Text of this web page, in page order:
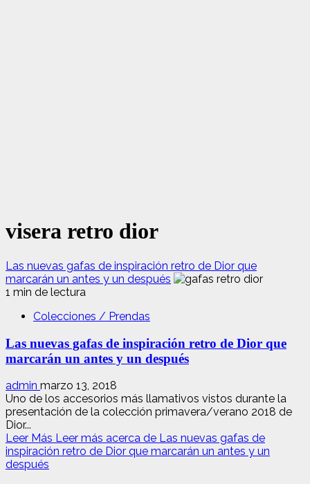
visera retro dior
Las nuevas gafas de inspiración retro de Dior que
marcarán un antes y un después
1 min de lectura
Colecciones / Prendas
Las nuevas gafas de inspiración retro de Dior que
marcarán un antes y un después
admin marzo 13, 2018
Uno de los accesorios más llamativos vistos durante la
presentación de la colección primavera/verano 2018 de
Dior...
Leer Más Leer más acerca de Las nuevas gafas de
inspiración retro de Dior que marcarán un antes y un
después